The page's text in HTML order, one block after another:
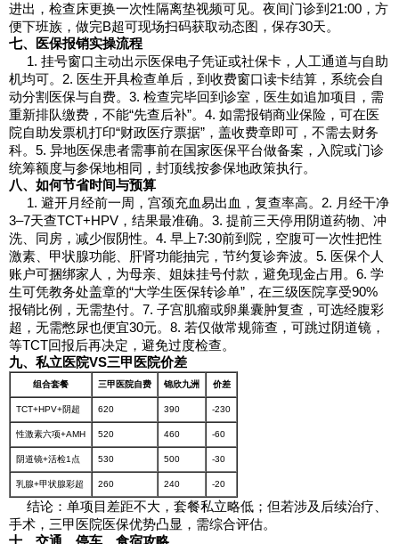
进出，检查床更换一次性隔离垫视频可见。夜间门诊到21:00，方
便下班族，做完B超可现场扫码获取动态图，保存30天。
七、医保报销实操流程
1. 挂号窗口主动出示医保电子凭证或社保卡，人工通道与自助
机均可。2. 医生开具检查单后，到收费窗口读卡结算，系统会自
动分割医保与自费。3. 检查完毕回到诊室，医生如追加项目，需
重新排队缴费，不能“先查后补”。4. 如需报销商业保险，可在医
院自助发票机打印“财政医疗票据”，盖收费章即可，不需去财务
科。5. 异地医保患者需事前在国家医保平台做备案，入院或门诊
统筹额度与参保地相同，封顶线按参保地政策执行。
八、如何节省时间与预算
1. 避开月经前一周，宫颈充血易出血，复查率高。2. 月经干净
3–7天查TCT+HPV，结果最准确。3. 提前三天停用阴道药物、冲
洗、同房，减少假阴性。4. 早上7:30前到院，空腹可一次性把性
激素、甲状腺功能、肝肾功能抽完，节约复诊奔波。5. 医保个人
账户可捆绑家人，为母亲、姐妹挂号付款，避免现金占用。6. 学
生可凭教务处盖章的“大学生医保转诊单”，在三级医院享受90%
报销比例，无需垫付。7. 子宫肌瘤或卵巢囊肿复查，可选经腹彩
超，无需憋尿也便宜30元。8. 若仅做常规筛查，可跳过阴道镜，
等TCT回报后再决定，避免过度检查。
九、私立医院VS三甲医院价差
组合套餐 三甲医院自费 锦欣九洲 价差
TCT+HPV+阴超 620 390 -230
性激素六项+AMH 520 460 -60
阴道镜+活检1点 530 500 -30
乳腺+甲状腺彩超 260 240 -20
结论：单项目差距不大，套餐私立略低；但若涉及后续治疗、
手术，三甲医院医保优势凸显，需综合评估。